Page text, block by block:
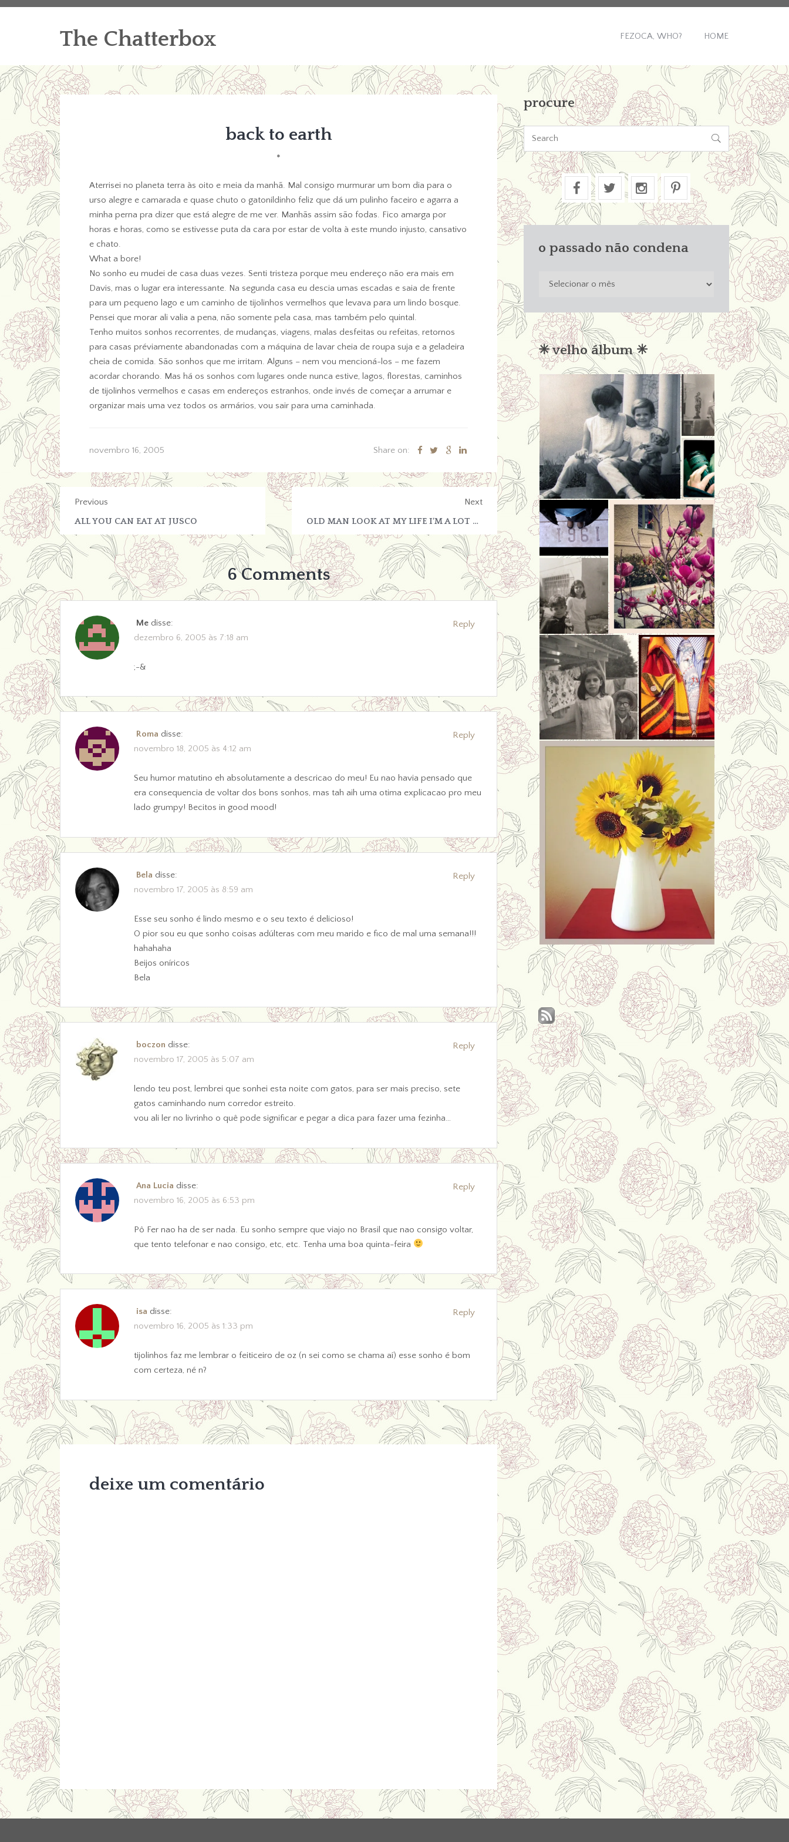
The Chatterbox FEZOCA, WHO? HOME
back to earth
*
Aterrisei no planeta terra às oito e meia da manhã. Mal consigo murmurar um bom dia para o
urso alegre e camarada e quase chuto o gatonildinho feliz que dá um pulinho faceiro e agarra a
minha perna pra dizer que está alegre de me ver. Manhãs assim são fodas. Fico amarga por
horas e horas, como se estivesse puta da cara por estar de volta à este mundo injusto, cansativo
e chato.
What a bore!
No sonho eu mudei de casa duas vezes. Senti tristeza porque meu endereço não era mais em
Davis, mas o lugar era interessante. Na segunda casa eu descia umas escadas e saia de frente
para um pequeno lago e um caminho de tijolinhos vermelhos que levava para um lindo bosque.
Pensei que morar ali valia a pena, não somente pela casa, mas também pelo quintal.
Tenho muitos sonhos recorrentes, de mudanças, viagens, malas desfeitas ou refeitas, retornos
para casas préviamente abandonadas com a máquina de lavar cheia de roupa suja e a geladeira
cheia de comida. São sonhos que me irritam. Alguns – nem vou mencioná-los – me fazem
acordar chorando. Mas há os sonhos com lugares onde nunca estive, lagos, florestas, caminhos
de tijolinhos vermelhos e casas em endereços estranhos, onde invés de começar a arrumar e
organizar mais uma vez todos os armários, vou sair para uma caminhada.
novembro 16, 2005 Share on:
Previous
ALL YOU CAN EAT AT JUSCO
Next
OLD MAN LOOK AT MY LIFE I’M A LOT LIKE YOU WERE
6 Comments
Me disse:
dezembro 6, 2005 às 7:18 am
;-&
Reply
Roma disse:
novembro 18, 2005 às 4:12 am
Seu humor matutino eh absolutamente a descricao do meu! Eu nao havia pensado que
era consequencia de voltar dos bons sonhos, mas tah aih uma otima explicacao pro meu
lado grumpy! Becitos in good mood!
Reply
Bela disse:
novembro 17, 2005 às 8:59 am
Esse seu sonho é lindo mesmo e o seu texto é delicioso!
O pior sou eu que sonho coisas adúlteras com meu marido e fico de mal uma semana!!!
hahahaha
Beijos oníricos
Bela
Reply
boczon disse:
novembro 17, 2005 às 5:07 am
lendo teu post, lembrei que sonhei esta noite com gatos, para ser mais preciso, sete
gatos caminhando num corredor estreito.
vou ali ler no livrinho o quê pode significar e pegar a dica para fazer uma fezinha…
Reply
Ana Lucia disse:
novembro 16, 2005 às 6:53 pm
Pô Fer nao ha de ser nada. Eu sonho sempre que viajo no Brasil que nao consigo voltar,
que tento telefonar e nao consigo, etc, etc. Tenha uma boa quinta-feira
Reply
isa disse:
novembro 16, 2005 às 1:33 pm
tijolinhos faz me lembrar o feiticeiro de oz (n sei como se chama aí) esse sonho é bom
com certeza, né n?
Reply
deixe um comentário
procure

o passado não condena
condena
✳︎ velho álbum ✳︎